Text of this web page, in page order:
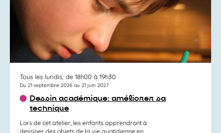
Tous les lundis, de 18h00 à 19h30
Du 21 septembre 2026 au 21 juin 2027
Dessin académique: améliorer sa
technique
Lors de cet atelier, les enfants apprendront à
dessiner des objets de la vie quotidienne en